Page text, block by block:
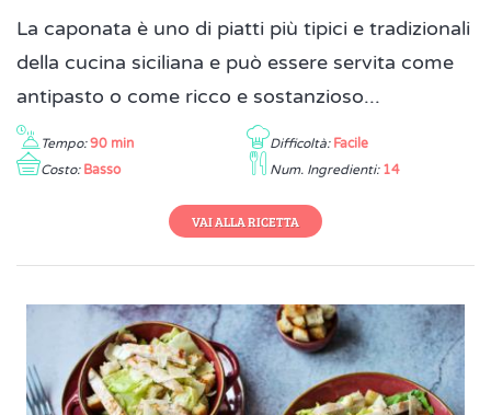
La caponata è uno di piatti più tipici e tradizionali
della cucina siciliana e può essere servita come
antipasto o come ricco e sostanzioso...
Tempo: 90 min Difficoltà: Facile
Costo: Basso Num. Ingredienti: 14
VAI ALLA RICETTA